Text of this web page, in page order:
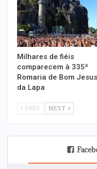
Milhares de fiéis
comparecem à 335ª
Romaria de Bom Jesus
da Lapa
PREV NEXT